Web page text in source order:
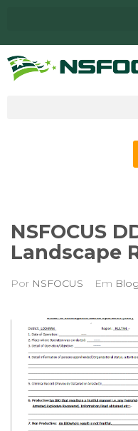
NSFOCUS
Landscape
Por NSFOCUS Em Blog